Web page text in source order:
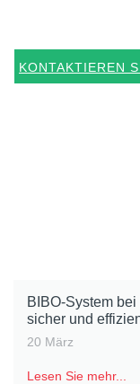
KONTAKTIEREN
BIBO-System
sicher und
20 März
Lesen Sie mehr...